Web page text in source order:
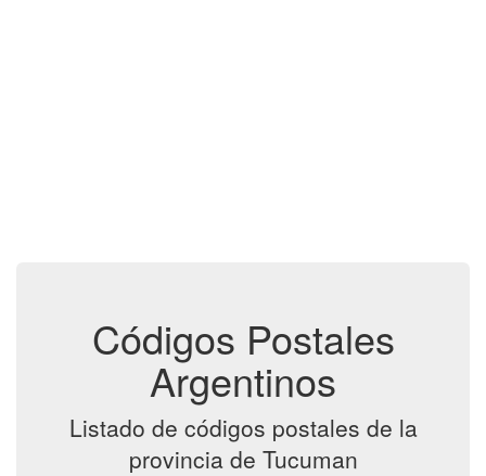
Códigos Postales
Argentinos
Listado de códigos postales de la
provincia de Tucuman